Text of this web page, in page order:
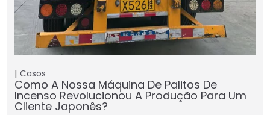
Casos
Como A Nossa Máquina De Palitos De
Incenso Revolucionou A Produção Para Um
Cliente Japonês?